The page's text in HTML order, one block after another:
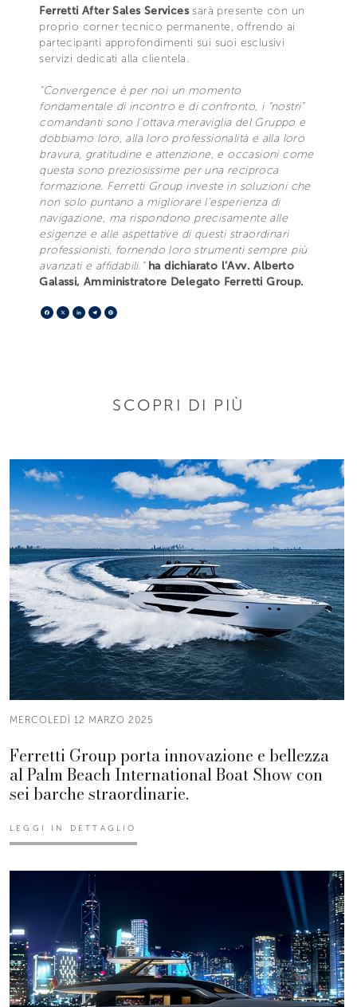
Ferretti After Sales Services sarà presente con un
proprio corner tecnico permanente, offrendo ai
partecipanti approfondimenti sui suoi esclusivi
servizi dedicati alla clientela.
“Convergence è per noi un momento
fondamentale di incontro e di confronto, i “nostri”
comandanti sono l’ottava meraviglia del Gruppo e
dobbiamo loro, alla loro professionalità e alla loro
bravura, gratitudine e attenzione, e occasioni come
questa sono preziosissime per una reciproca
formazione. Ferretti Group investe in soluzioni che
non solo puntano a migliorare l’esperienza di
navigazione, ma rispondono precisamente alle
esigenze e alle aspettative di questi straordinari
professionisti, fornendo loro strumenti sempre più
avanzati e affidabili.”ha dichiarato l’Avv. Alberto
Galassi, Amministratore Delegato Ferretti Group.
Facebook
X LinkedIn
Telegram
SCOPRI DI PIÙ
MERCOLEDÌ 12 MARZO 2025
Ferretti Group porta innovazione e bellezza
al Palm Beach International Boat Show con
sei barche straordinarie.
LEGGI IN DETTAGLIO